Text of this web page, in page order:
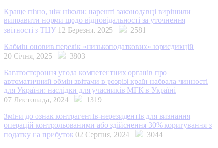
Краще пізно, ніж ніколи: нарешті законодавці вирішили
виправити норми щодо відповідальності за уточнення
звітності з ТЦУ 12 Березня, 2025
2581
Кабмін оновив перелік «низькоподаткових» юрисдикцій
20 Січня, 2025
3803
Багатостороння угода компетентних органів про
автоматичний обмін звітами в розрізі країн набрала чинності
для України: наслідки для учасників МГК в Україні
07 Листопада, 2024
1319
Зміни до ознак контрагентів-нерезидентів для визнання
операцій контрольованими або здійснення 30% коригування з
податку на прибуток 02 Серпня, 2024
3044